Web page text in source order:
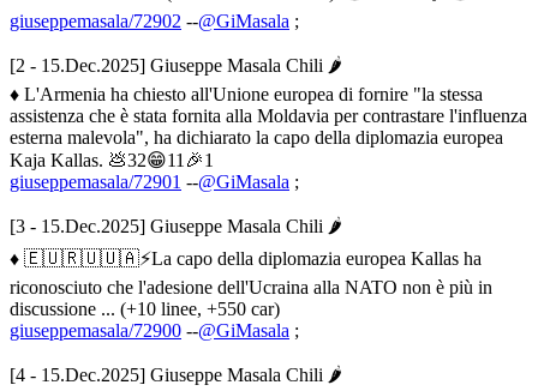
giuseppemasala/72902 --@GiMasala ;
[2 - 15.Dec.2025] Giuseppe Masala Chili 🌶
♦ L'Armenia ha chiesto all'Unione europea di fornire "la stessa
assistenza che è stata fornita alla Moldavia per contrastare l'influenza
esterna malevola", ha dichiarato la capo della diplomazia europea
Kaja Kallas. 💩32😁11🎉1
giuseppemasala/72901 --@GiMasala ;
[3 - 15.Dec.2025] Giuseppe Masala Chili 🌶
♦ 🇪🇺🇷🇺🇺🇦⚡️La capo della diplomazia europea Kallas ha
riconosciuto che l'adesione dell'Ucraina alla NATO non è più in
discussione ... (+10 linee, +550 car)
giuseppemasala/72900 --@GiMasala ;
[4 - 15.Dec.2025] Giuseppe Masala Chili 🌶